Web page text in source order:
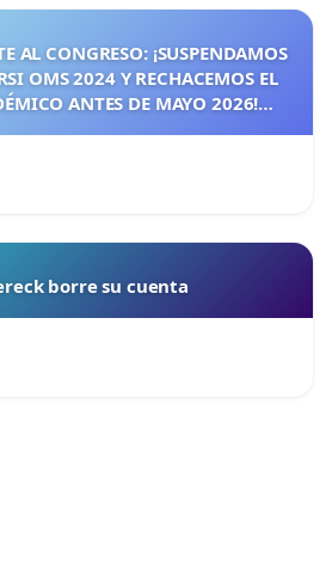
AL CONGRESO: ¡SUSPENDAMOS
OMS 2024 Y RECHACEMOS EL
ANTES DE MAYO 2026!
borre su cuenta